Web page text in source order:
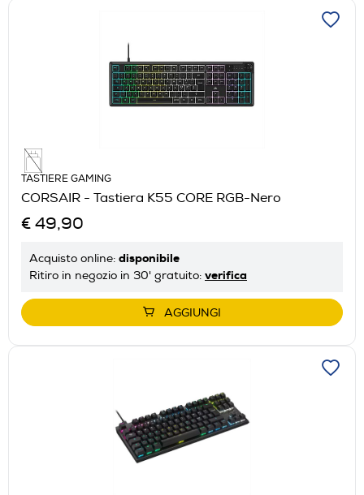
TASTIERE GAMING
CORSAIR - Tastiera K55 CORE RGB-Nero
€ 49,90
Acquisto online: disponibile
Ritiro in negozio in 30' gratuito: verifica
AGGIUNGI